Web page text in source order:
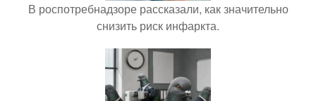
В роспотребнадзоре рассказали, как значительно
снизить риск инфаркта.